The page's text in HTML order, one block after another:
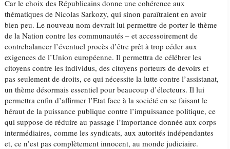
Car le choix des Républicains donne une cohérence aux
thématiques de Nicolas Sarkozy, qui sinon paraîtraient en avoir
bien peu. Le nouveau nom devrait lui permettre de porter le thème
de la Nation contre les communautés – et accessoirement de
contrebalancer l’éventuel procès d’être prêt à trop céder aux
exigences de l’Union européenne. Il permettra de célébrer les
citoyens contre les individus, des citoyens porteurs de devoirs et
pas seulement de droits, ce qui nécessite la lutte contre l’assistanat,
un thème désormais essentiel pour beaucoup d’électeurs. Il lui
permettra enfin d’affirmer l’Etat face à la société en se faisant le
héraut de la puissance publique contre l’impuissance politique, ce
qui suppose de réduire au passage l’importance donnée aux corps
intermédiaires, comme les syndicats, aux autorités indépendantes
et, ce n’est pas complètement innocent, au monde judiciaire.